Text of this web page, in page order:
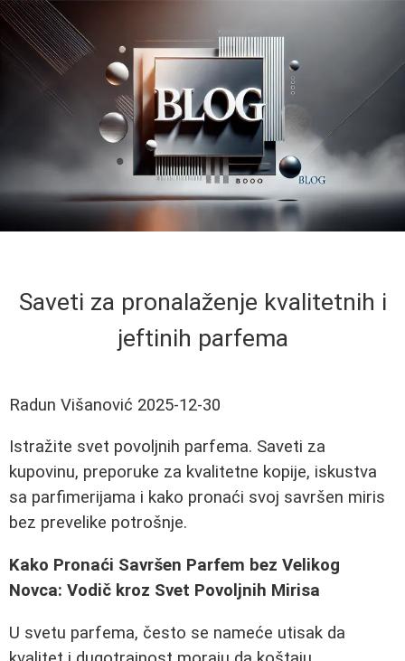
Saveti za pronalaženje kvalitetnih i
jeftinih parfema
Radun Višanović 2025-12-30
Istražite svet povoljnih parfema. Saveti za
kupovinu, preporuke za kvalitetne kopije, iskustva
sa parfimerijama i kako pronaći svoj savršen miris
bez prevelike potrošnje.
Kako Pronaći Savršen Parfem bez Velikog
Novca: Vodič kroz Svet Povoljnih Mirisa
U svetu parfema, često se nameće utisak da